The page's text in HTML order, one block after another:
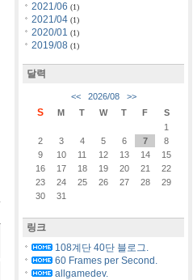
2021/06 (1)
2021/04 (1)
2020/01 (1)
2019/08 (1)
달력
<< 2026/08 >>
S M T W T F
S
1
2
3 4 5 6 7
8
9
10 11 12 13 14
15
16
17 18 19 20 21
22
23
24 25 26 27 28
29
30
31
링크
108계단 40단 블로그.
60 Frames per Second.
allgamedev.